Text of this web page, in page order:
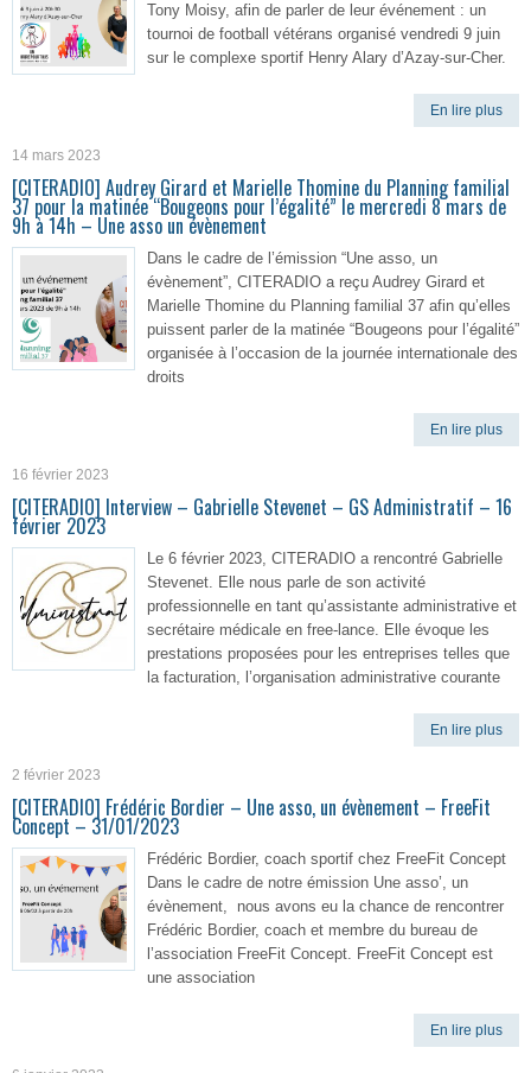
Tony Moisy, afin de parler de leur événement : un
tournoi de football vétérans organisé vendredi 9 juin
sur le complexe sportif Henry Alary d’Azay-sur-Cher.
En lire plus
14 mars 2023
[CITERADIO] Audrey Girard et Marielle Thomine du Planning familial
37 pour la matinée “Bougeons pour l’égalité” le mercredi 8 mars de
9h à 14h – Une asso un évènement
Dans le cadre de l’émission “Une asso, un
évènement”, CITERADIO a reçu Audrey Girard et
Marielle Thomine du Planning familial 37 afin qu’elles
puissent parler de la matinée “Bougeons pour l’égalité”
organisée à l’occasion de la journée internationale des
droits
En lire plus
16 février 2023
[CITERADIO] Interview – Gabrielle Stevenet – GS Administratif – 16
février 2023
Le 6 février 2023, CITERADIO a rencontré Gabrielle
Stevenet. Elle nous parle de son activité
professionnelle en tant qu’assistante administrative et
secrétaire médicale en free-lance. Elle évoque les
prestations proposées pour les entreprises telles que
la facturation, l’organisation administrative courante
En lire plus
2 février 2023
[CITERADIO] Frédéric Bordier – Une asso, un évènement – FreeFit
Concept – 31/01/2023
Frédéric Bordier, coach sportif chez FreeFit Concept
Dans le cadre de notre émission Une asso’, un
évènement, nous avons eu la chance de rencontrer
Frédéric Bordier, coach et membre du bureau de
l’association FreeFit Concept. FreeFit Concept est
une association
En lire plus